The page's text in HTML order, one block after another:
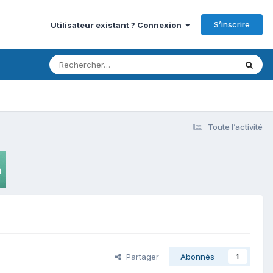
Utilisateur existant ? Connexion S’inscrire
Toute l’activité
Partager Abonnés 1